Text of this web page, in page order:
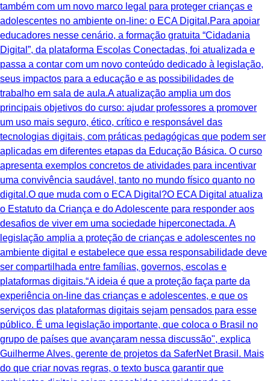
também com um novo marco legal para proteger crianças e
adolescentes no ambiente on-line: o ECA Digital.Para apoiar
educadores nesse cenário, a formação gratuita “Cidadania
Digital”, da plataforma Escolas Conectadas, foi atualizada e
passa a contar com um novo conteúdo dedicado à legislação,
seus impactos para a educação e as possibilidades de
trabalho em sala de aula.A atualização amplia um dos
principais objetivos do curso: ajudar professores a promover
um uso mais seguro, ético, crítico e responsável das
tecnologias digitais, com práticas pedagógicas que podem ser
aplicadas em diferentes etapas da Educação Básica. O curso
apresenta exemplos concretos de atividades para incentivar
uma convivência saudável, tanto no mundo físico quanto no
digital.O que muda com o ECA Digital?O ECA Digital atualiza
o Estatuto da Criança e do Adolescente para responder aos
desafios de viver em uma sociedade hiperconectada. A
legislação amplia a proteção de crianças e adolescentes no
ambiente digital e estabelece que essa responsabilidade deve
ser compartilhada entre famílias, governos, escolas e
plataformas digitais.“A ideia é que a proteção faça parte da
experiência on-line das crianças e adolescentes, e que os
serviços das plataformas digitais sejam pensados para esse
público. É uma legislação importante, que coloca o Brasil no
grupo de países que avançaram nessa discussão", explica
Guilherme Alves, gerente de projetos da SaferNet Brasil. Mais
do que criar novas regras, o texto busca garantir que